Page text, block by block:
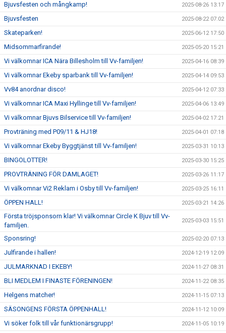
Bjuvsfesten och mångkamp! 2025-08-26 13:17
Bjuvsfesten 2025-08-22 07:02
Skateparken! 2025-06-12 17:50
Midsommarfirande! 2025-05-20 15:21
Vi välkomnar ICA Nära Billesholm till Vv-familjen! 2025-04-16 08:39
Vi välkomnar Ekeby sparbank till Vv-familjen! 2025-04-14 09:53
Vv84 anordnar disco! 2025-04-12 07:33
Vi välkomnar ICA Maxi Hyllinge till Vv-familjen! 2025-04-06 13:49
Vi välkomnar Bjuvs Bilservice till Vv-familjen! 2025-04-02 17:21
Provträning med P09/11 & HJ18! 2025-04-01 07:18
Vi välkomnar Ekeby Byggtjänst till Vv-familjen! 2025-03-31 10:13
BINGOLOTTER! 2025-03-30 15:25
PROVTRÄNING FÖR DAMLAGET! 2025-03-26 11:17
Vi välkomnar Vi2 Reklam i Osby till Vv-familjen! 2025-03-25 16:11
ÖPPEN HALL! 2025-03-21 14:26
Första tröjsponsorn klar! Vi välkomnar Circle K Bjuv till Vv-
familjen.
2025-03-03 15:51
Sponsring! 2025-02-20 07:13
Julfirande i hallen! 2024-12-19 12:09
JULMARKNAD I EKEBY! 2024-11-27 08:31
BLI MEDLEM I FINASTE FÖRENINGEN! 2024-11-22 08:35
Helgens matcher! 2024-11-15 07:13
SÄSONGENS FÖRSTA ÖPPENHALL! 2024-11-12 10:09
Vi söker folk till vår funktionärsgrupp! 2024-11-05 10:19